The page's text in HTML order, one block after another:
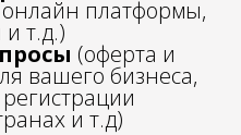
платформы,
т.д.)
(оферта и
вашего бизнеса,
и т.д)